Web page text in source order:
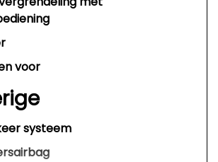
voor
systeem